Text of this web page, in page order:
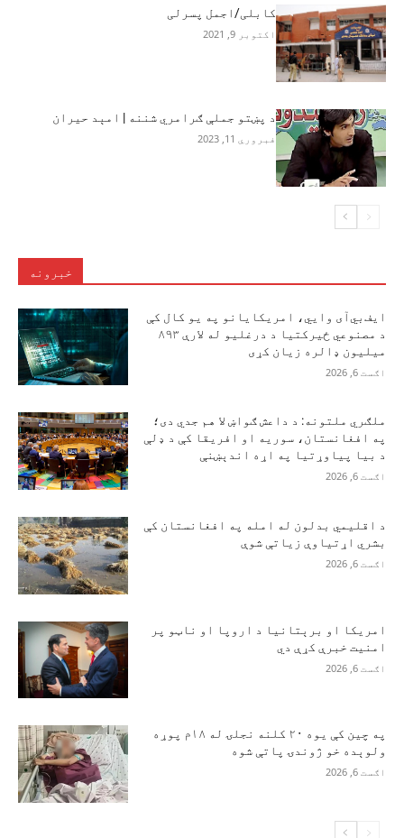
کابلی/اجمل پسرلی
اکتوبر 9, 2021
د پښتو جملې ګرامري شننه | امېد حیران
فبروري 11, 2023
خبرونه
ایف‌بي‌آی وايي، امریکایانو په یو کال کې
د مصنوعي ځیرکتیا د درغلیو له لارې ۸۹۳
میلیون ډالره زیان کړی
اګست 6, 2026
ملګري ملتونه: د داعش ګواښ لا هم جدي دی؛
په افغانستان، سوریه او افریقا کې د ډلې
د بیا پیاوړتیا په اړه اندېښنې
اګست 6, 2026
د اقلیمي بدلون له امله په افغانستان کې
بشري اړتیاوې زیاتې شوې
اګست 6, 2026
امریکا او برېتانیا د اروپا او ناټو پر
امنیت خبرې کړې دي
اګست 6, 2026
په چین کې یوه ۲۰ کلنه نجلۍ له ۱۸م پوړه
ولوېده خو ژوندۍ پاتې شوه
اګست 6, 2026